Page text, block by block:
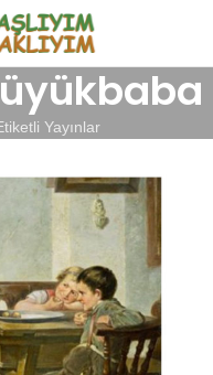
Yayınlar